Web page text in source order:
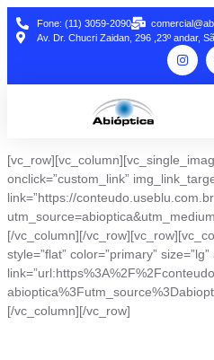
Fone: (11) 3059-2090
Av. Dr. Chucri Zaidan, 296 ,23º andar,
onclick=”custom_link”
link=”https://
[/vc_column][/
style=”flat” color=”primary” size=”lg”
[/vc_column][/vc_row]